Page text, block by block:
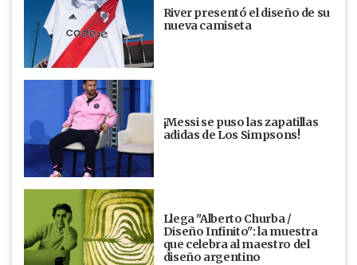
River presentó el diseño de su
nueva camiseta
¡Messi se puso las zapatillas
adidas de Los Simpsons!
Llega "Alberto Churba /
Diseño Infinito": la muestra
que celebra al maestro del
diseño argentino